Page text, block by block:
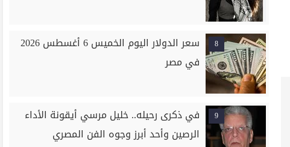
8
سعر الدولار اليوم الخميس 6 أغسطس 2026
في مصر
9
في ذكرى رحيله.. خليل مرسي أيقونة الأداء
الرصين وأحد أبرز وجوه الفن المصري